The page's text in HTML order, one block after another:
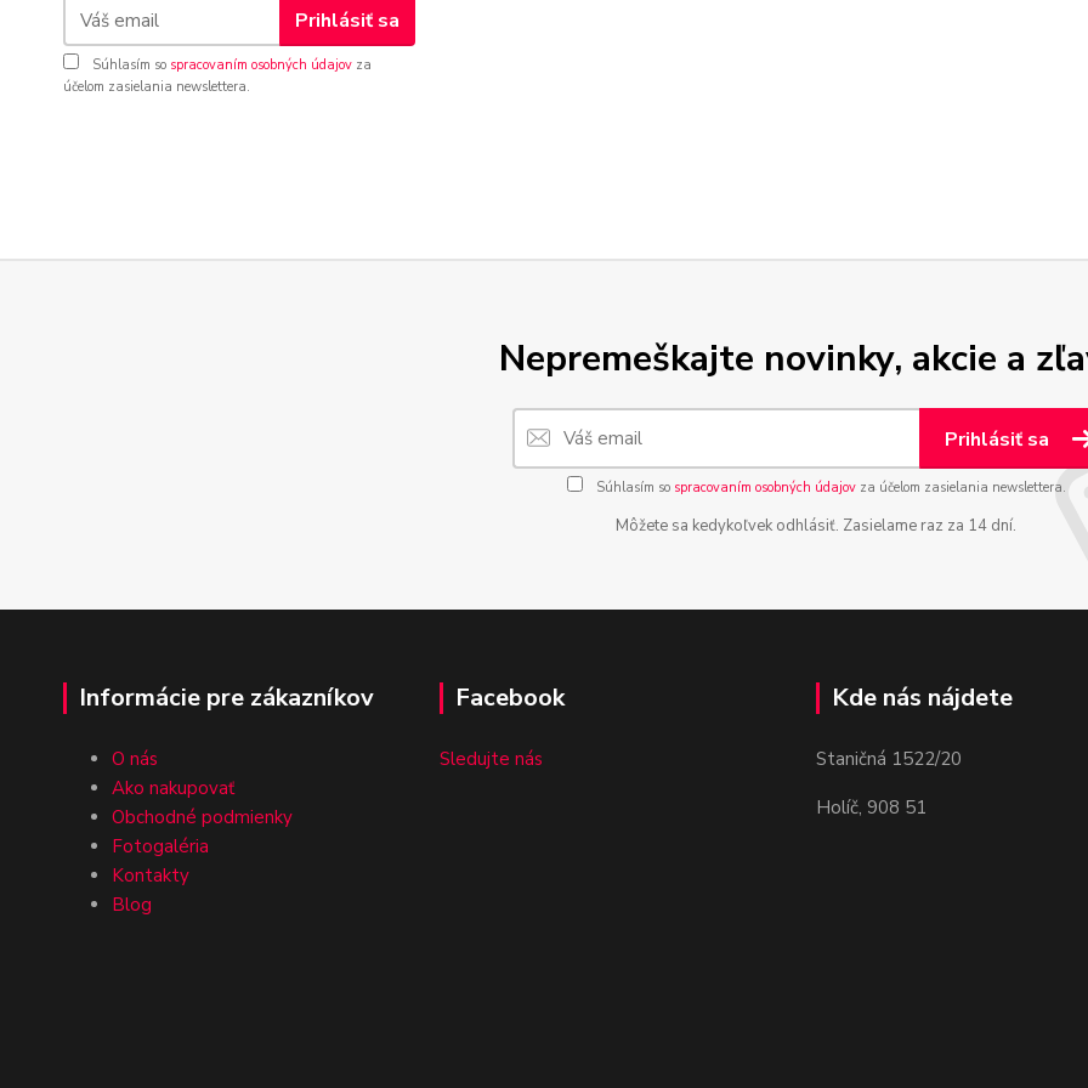
Prihlásiť sa
Súhlasím so spracovaním osobných údajov za
účelom zasielania newslettera.
Nepremeškajte novinky, akcie a
Prihlásiť sa
Súhlasím so spracovaním osobných údajovza účelom zasielania newslettera.
Môžete sa kedykoľvek odhlásiť. Zasielame raz za 14 dní.
Informácie pre zákazníkov
O nás
Ako nakupovať
Obchodné podmienky
Fotogaléria
Kontakty
Blog
Facebook
Sledujte nás
Kde nás nájdete
Staničná 1522/20
Holíč, 908 51